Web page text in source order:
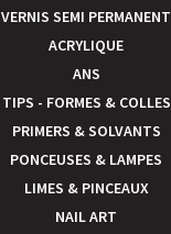
VERNIS SEMI PERMANENT
ACRYLIQUE
ANS
TIPS - FORMES & COLLES
PRIMERS & SOLVANTS
PONCEUSES & LAMPES
LIMES & PINCEAUX
NAIL ART